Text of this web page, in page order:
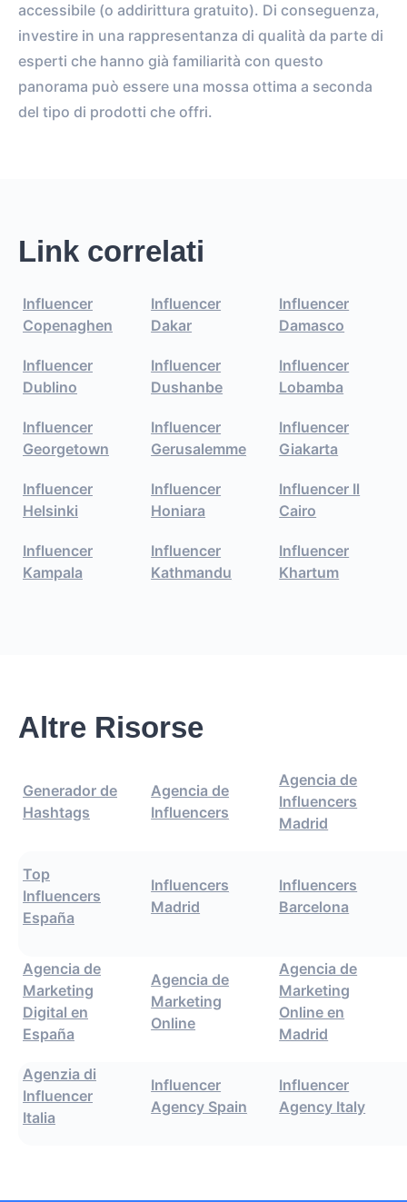
accessibile (o addirittura gratuito). Di conseguenza,
investire in una rappresentanza di qualità da parte di
esperti che hanno già familiarità con questo
panorama può essere una mossa ottima a seconda
del tipo di prodotti che offri.
Link correlati
Influencer
Copenaghen
Influencer
Dakar
Influencer
Damasco
Influencer
Dublino
Influencer
Dushanbe
Influencer
Lobamba
Influencer
Georgetown
Influencer
Gerusalemme
Influencer
Giakarta
Influencer
Helsinki
Influencer
Honiara
Influencer Il
Cairo
Influencer
Kampala
Influencer
Kathmandu
Influencer
Khartum
Altre Risorse
Generador de
Hashtags
Agencia de
Influencers
Agencia de
Influencers
Madrid
Top
Influencers
España
Influencers
Madrid
Influencers
Barcelona
Agencia de
Marketing
Digital en
España
Agencia de
Marketing
Online
Agencia de
Marketing
Online en
Madrid
Agenzia di
Influencer
Italia
Influencer
Agency Spain
Influencer
Agency Italy